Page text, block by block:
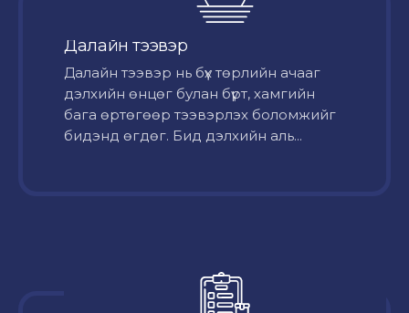
Далайн тээвэр
Далайн тээвэр нь бүх төрлийн ачааг
дэлхийн өнцөг булан бүрт, хамгийн
бага өртөгөөр тээвэрлэх боломжийг
бидэнд өгдөг. Бид дэлхийн аль...